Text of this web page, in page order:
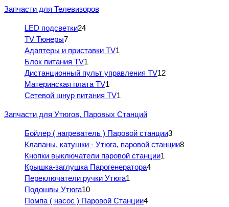
Запчасти для Телевизоров
LED подсветки24
TV Тюнеры7
Адаптеры и приставки TV1
Блок питания TV1
Дистанционный пульт управления TV12
Материнская плата TV1
Сетевой шнур питания TV1
Запчасти для Утюгов, Паровых Станций
Бойлер ( нагреватель ) Паровой станции3
Клапаны, катушки - Утюга, паровой станции8
Кнопки выключатели паровой станции1
Крышка-заглушка Парогенератора4
Переключатели ручки Утюга1
Подошвы Утюга10
Помпа ( насос ) Паровой Станции4